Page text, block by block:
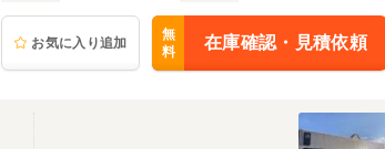
お気に入り追加
無
料
在庫確認・見積依頼